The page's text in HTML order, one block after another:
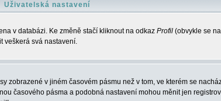
Uživatelská nastavení
v databázi. Ke změně stačí kliknout na odkaz Profil (obvykle se
veškerá svá nastavení.
zobrazené v jiném časovém pásmu než v tom, ve kterém se
časového pásma a podobná nastavení mohou měnit jen